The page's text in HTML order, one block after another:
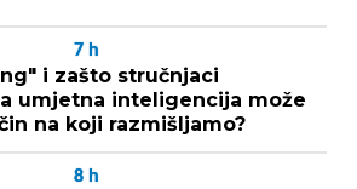
7 h
i zašto stručnjaci
umjetna inteligencija može
na koji razmišljamo?
8 h